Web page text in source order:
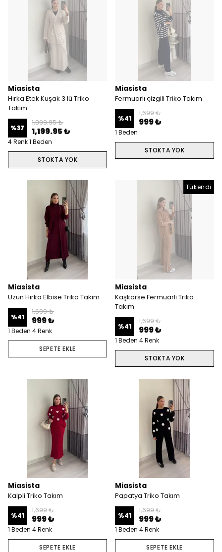
Miasista
Hırka Etek Kuşak 3 lü Triko
Takım
%37
1,899.95 ₺
1,199.95 ₺
4 Renk 1 Beden
STOKTA YOK
Miasista
Fermuarlı çizgili Triko Takım
%41
1,699 ₺
999 ₺
1 Beden
STOKTA YOK
Miasista
Uzun Hırka Elbise Triko Takım
%41
1,699 ₺
999 ₺
1 Beden 4 Renk
SEPETE EKLE
Tükendi
Miasista
Kaşkorse Fermuarlı Triko
Takım
%41
1,699 ₺
999 ₺
1 Beden 4 Renk
STOKTA YOK
Miasista
Kalpli Triko Takım
%41
1,699 ₺
999 ₺
1 Beden 4 Renk
SEPETE EKLE
Miasista
Papatya Triko Takım
%41
1,699 ₺
999 ₺
1 Beden 4 Renk
SEPETE EKLE